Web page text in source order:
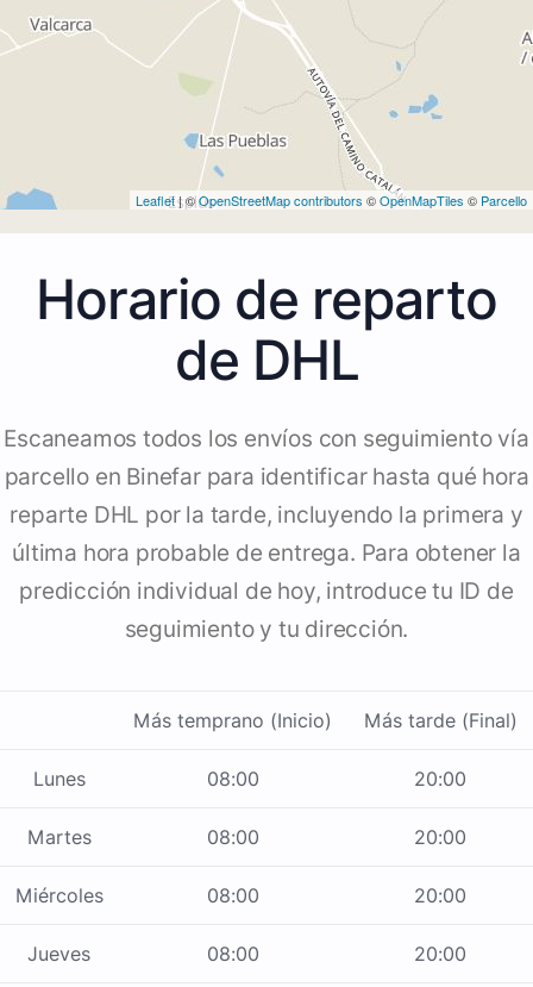
Leaflet| ©OpenStreetMap contributors ©OpenMapTiles © Parcello
Horario de reparto
de DHL
Escaneamos todos los envíos con seguimiento vía
parcello en Binefar para identificar hasta qué hora
reparte DHL por la tarde, incluyendo la primera y
última hora probable de entrega. Para obtener la
predicción individual de hoy, introduce tu ID de
seguimiento y tu dirección.
Más temprano (Inicio) Más tarde (Final)
Lunes 08:00 20:00
Martes 08:00 20:00
Miércoles 08:00 20:00
Jueves 08:00 20:00